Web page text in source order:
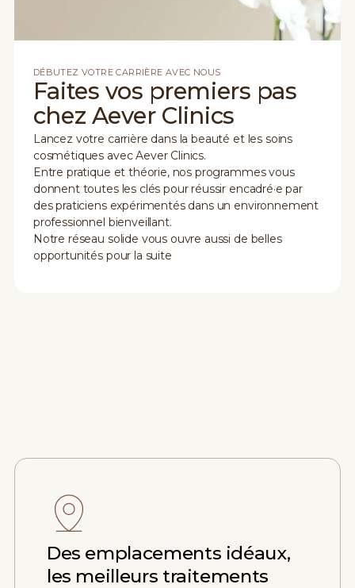
DÉBUTEZ VOTRE CARRIÈRE AVEC NOUS
Faites vos premiers pas
chez Aever Clinics
Lancez votre carrière dans la beauté et les soins
cosmétiques avec Aever Clinics.
Entre pratique et théorie, nos programmes vous
donnent toutes les clés pour réussir encadré·e par
des praticiens expérimentés dans un environnement
professionnel bienveillant.
Notre réseau solide vous ouvre aussi de belles
opportunités pour la suite
Des emplacements idéaux,
les meilleurs traitements